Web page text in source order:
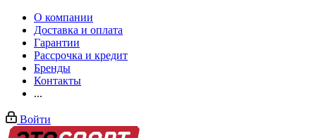
О компании
Доставка и оплата
Гарантии
Рассрочка и кредит
Бренды
Контакты
...
Войти